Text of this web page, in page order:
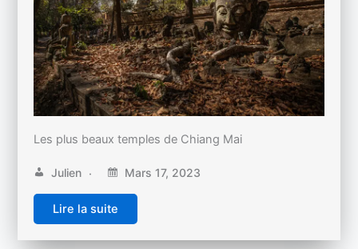
Les plus beaux temples de Chiang Mai
Julien Mars 17, 2023
Lire la suite